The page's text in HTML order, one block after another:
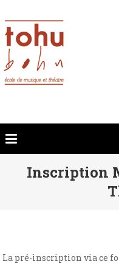
to
content
Inscription
La pré-inscription via ce